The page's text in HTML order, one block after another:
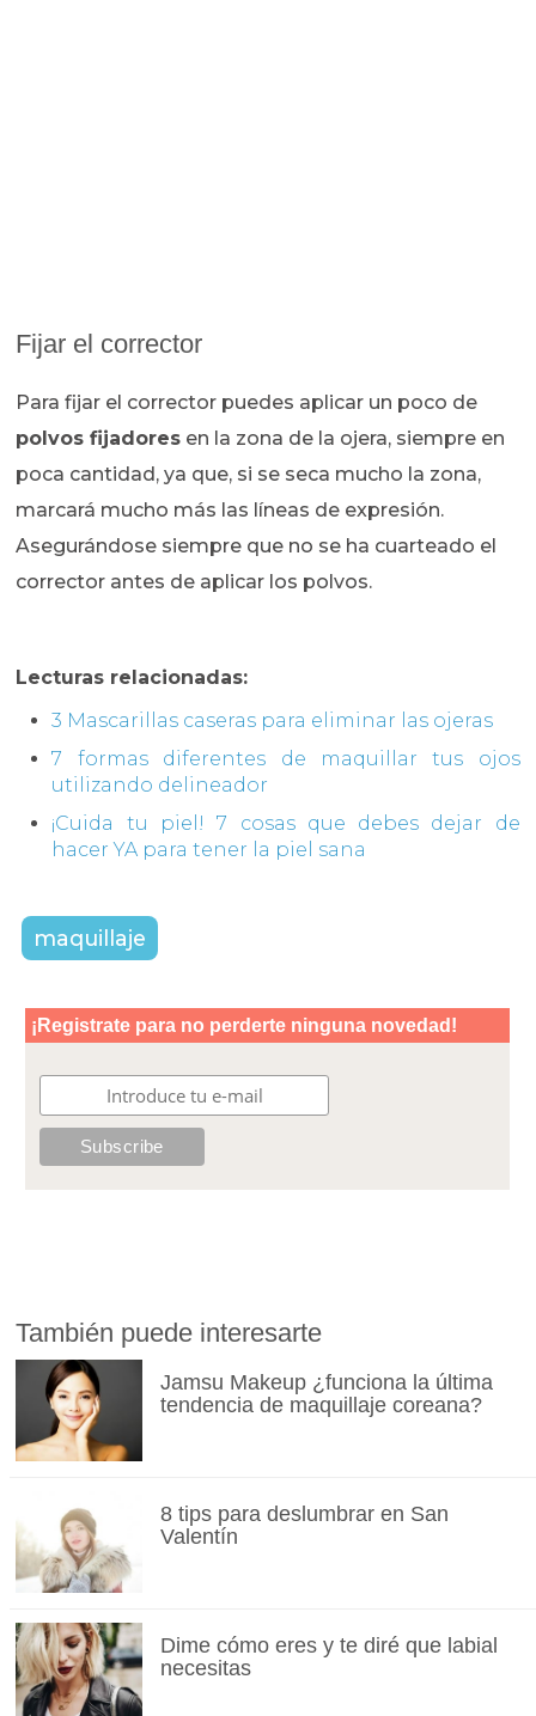
Fijar el corrector
Para fijar el corrector puedes aplicar un poco de
polvos fijadores en la zona de la ojera, siempre en
poca cantidad, ya que, si se seca mucho la zona,
marcará mucho más las líneas de expresión.
Asegurándose siempre que no se ha cuarteado el
corrector antes de aplicar los polvos.
Lecturas relacionadas:
3 Mascarillas caseras para eliminar las ojeras
7 formas diferentes de maquillar tus ojos
utilizando delineador
¡Cuida tu piel! 7 cosas que debes dejar de
hacer YA para tener la piel sana
maquillaje
También puede interesarte
Jamsu Makeup ¿funciona la última
tendencia de maquillaje coreana?
8 tips para deslumbrar en San
Valentín
Dime cómo eres y te diré que labial
necesitas